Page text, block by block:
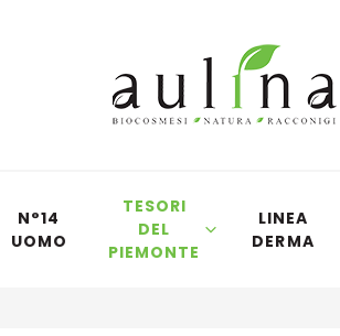
N°14
UOMO
TESORI
DEL
PIEMONTE
LINEA
DERMA